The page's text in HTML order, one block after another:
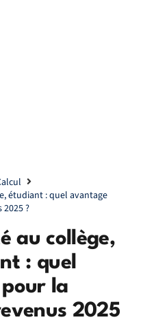
étudiant : quel avantage
?
au collège,
: quel
la
2025